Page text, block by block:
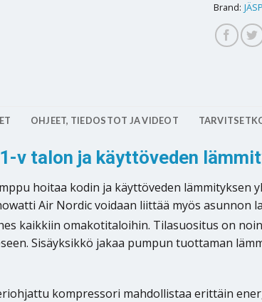
Brand:
OHJEET, TIEDOSTOT JA VIDEOT
v talon ja käyttöveden
hoitaa kodin ja käyttöveden
Air Nordic voidaan liittää myös
kaikkiin omakotitaloihin. Tilasuositus on
Sisäyksikkö jakaa pumpun tuottaman
kompressori mahdollistaa erittäin